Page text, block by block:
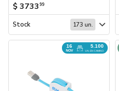
$ 3733 99
Stock 173 un.
16
NOV
5.100
UN. EN CAMINO